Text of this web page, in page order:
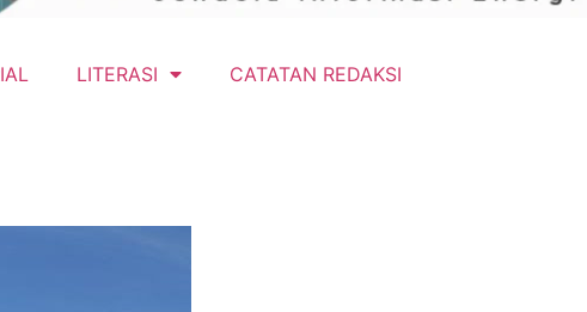
LITERASI CATATAN REDAKSI